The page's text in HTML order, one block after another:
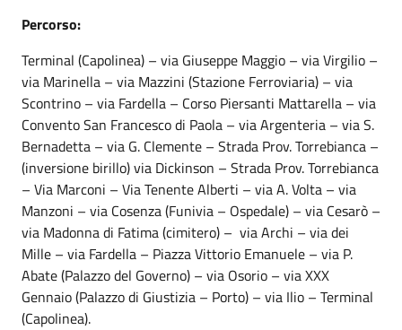
Percorso:
Terminal (Capolinea) – via Giuseppe Maggio – via Virgilio –
via Marinella – via Mazzini (Stazione Ferroviaria) – via
Scontrino – via Fardella – Corso Piersanti Mattarella – via
Convento San Francesco di Paola – via Argenteria – via S.
Bernadetta – via G. Clemente – Strada Prov. Torrebianca –
(inversione birillo) via Dickinson – Strada Prov. Torrebianca
– Via Marconi – Via Tenente Alberti – via A. Volta – via
Manzoni – via Cosenza (Funivia – Ospedale) – via Cesarò –
via Madonna di Fatima (cimitero) – via Archi – via dei
Mille – via Fardella – Piazza Vittorio Emanuele – via P.
Abate (Palazzo del Governo) – via Osorio – via XXX
Gennaio (Palazzo di Giustizia – Porto) – via Ilio – Terminal
(Capolinea).